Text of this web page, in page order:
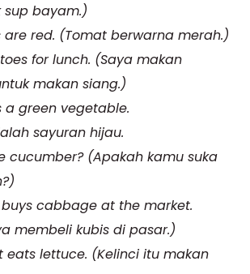
sup bayam.)
are red. (Tomat berwarna merah.)
for lunch. (Saya makan
makan siang.)
a green vegetable.
sayuran hijau.
cucumber? (Apakah kamu suka
cabbage at the market.
membeli kubis di pasar.)
eats lettuce. (Kelinci itu makan